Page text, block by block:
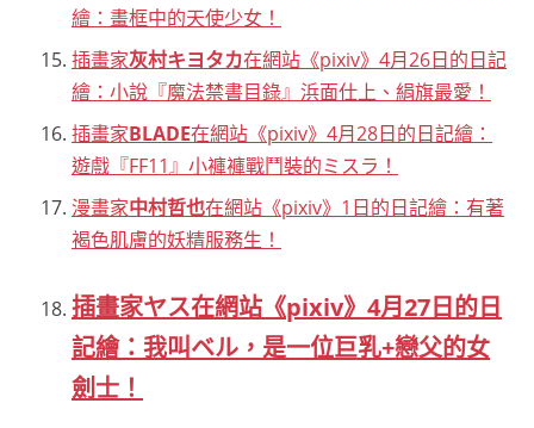
繪：畫框中的天使少女！
插畫家灰村キヨタカ在網站《pixiv》4月26日的日記
繪：小說『魔法禁書目錄』浜面仕上、絹旗最愛！
插畫家BLADE在網站《pixiv》4月28日的日記繪：
遊戲『FF11』小褲褲戰鬥裝的ミスラ！
漫畫家中村哲也在網站《pixiv》1日的日記繪：有著
褐色肌膚的妖精服務生！
插畫家ヤス在網站《pixiv》4月27日的日
記繪：我叫ベル，是一位巨乳+戀父的女
劍士！